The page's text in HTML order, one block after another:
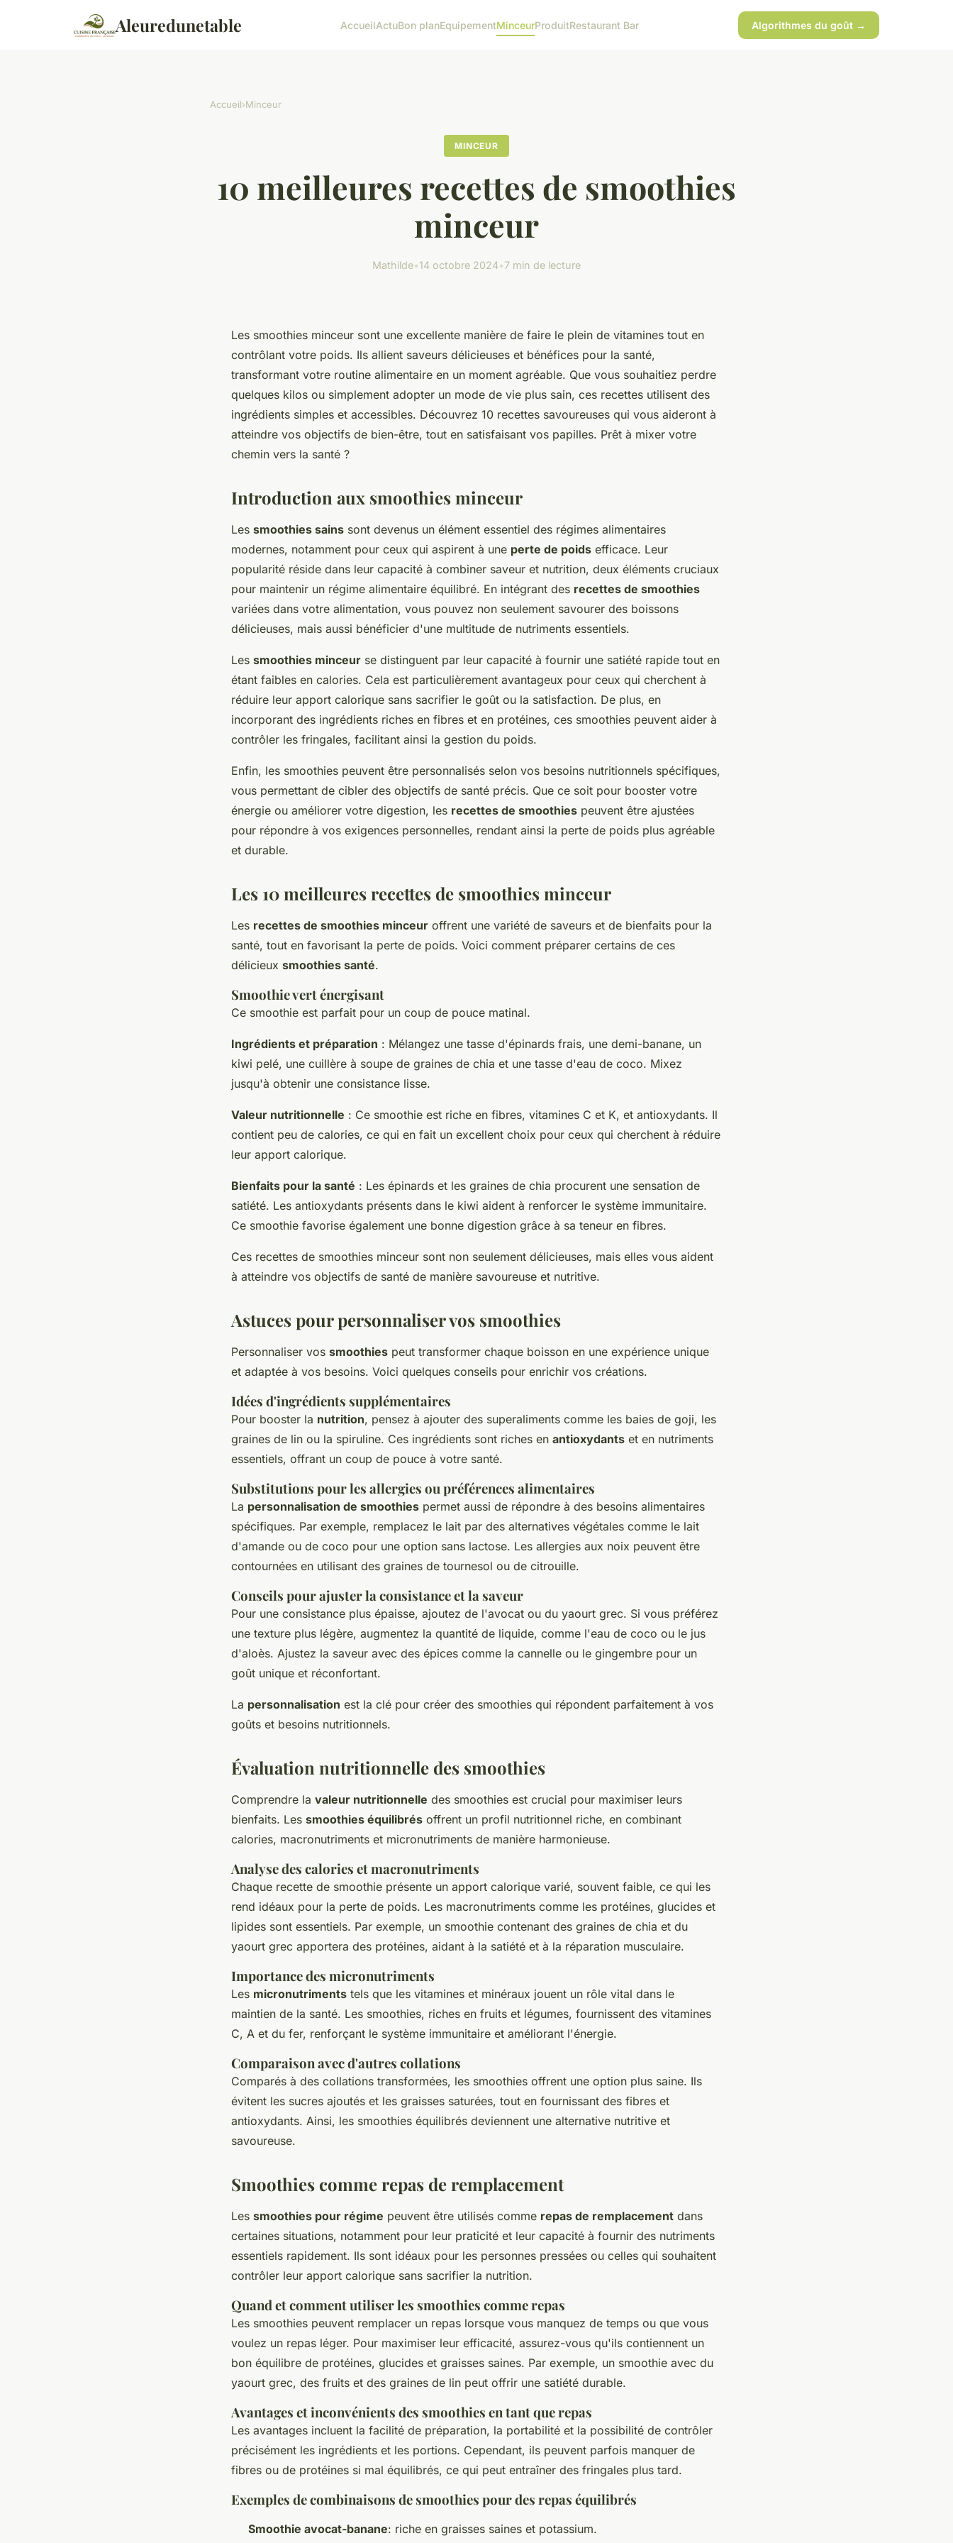
Aleuredunetable AccueilActuBon planEquipementMinceurProduitRestaurant Bar Algorithmes du goût →
Accueil›Minceur
MINCEUR
10 meilleures recettes de smoothies
minceur
Mathilde•14 octobre 2024•7 min de lecture
Les smoothies minceur sont une excellente manière de faire le plein de vitamines tout en
contrôlant votre poids. Ils allient saveurs délicieuses et bénéfices pour la santé,
transformant votre routine alimentaire en un moment agréable. Que vous souhaitiez perdre
quelques kilos ou simplement adopter un mode de vie plus sain, ces recettes utilisent des
ingrédients simples et accessibles. Découvrez 10 recettes savoureuses qui vous aideront à
atteindre vos objectifs de bien-être, tout en satisfaisant vos papilles. Prêt à mixer votre
chemin vers la santé ?
Introduction aux smoothies minceur
Les smoothies sains sont devenus un élément essentiel des régimes alimentaires
modernes, notamment pour ceux qui aspirent à une perte de poids efficace. Leur
popularité réside dans leur capacité à combiner saveur et nutrition, deux éléments cruciaux
pour maintenir un régime alimentaire équilibré. En intégrant des recettes de smoothies
variées dans votre alimentation, vous pouvez non seulement savourer des boissons
délicieuses, mais aussi bénéficier d'une multitude de nutriments essentiels.
Les smoothies minceur se distinguent par leur capacité à fournir une satiété rapide tout en
étant faibles en calories. Cela est particulièrement avantageux pour ceux qui cherchent à
réduire leur apport calorique sans sacrifier le goût ou la satisfaction. De plus, en
incorporant des ingrédients riches en fibres et en protéines, ces smoothies peuvent aider à
contrôler les fringales, facilitant ainsi la gestion du poids.
Enfin, les smoothies peuvent être personnalisés selon vos besoins nutritionnels spécifiques,
vous permettant de cibler des objectifs de santé précis. Que ce soit pour booster votre
énergie ou améliorer votre digestion, les recettes de smoothies peuvent être ajustées
pour répondre à vos exigences personnelles, rendant ainsi la perte de poids plus agréable
et durable.
Les 10 meilleures recettes de smoothies minceur
Les recettes de smoothies minceur offrent une variété de saveurs et de bienfaits pour la
santé, tout en favorisant la perte de poids. Voici comment préparer certains de ces
délicieux smoothies santé.
Smoothie vert énergisant
Ce smoothie est parfait pour un coup de pouce matinal.
Ingrédients et préparation : Mélangez une tasse d'épinards frais, une demi-banane, un
kiwi pelé, une cuillère à soupe de graines de chia et une tasse d'eau de coco. Mixez
jusqu'à obtenir une consistance lisse.
Valeur nutritionnelle : Ce smoothie est riche en fibres, vitamines C et K, et antioxydants. Il
contient peu de calories, ce qui en fait un excellent choix pour ceux qui cherchent à réduire
leur apport calorique.
Bienfaits pour la santé : Les épinards et les graines de chia procurent une sensation de
satiété. Les antioxydants présents dans le kiwi aident à renforcer le système immunitaire.
Ce smoothie favorise également une bonne digestion grâce à sa teneur en fibres.
Ces recettes de smoothies minceur sont non seulement délicieuses, mais elles vous aident
à atteindre vos objectifs de santé de manière savoureuse et nutritive.
Astuces pour personnaliser vos smoothies
Personnaliser vos smoothies peut transformer chaque boisson en une expérience unique
et adaptée à vos besoins. Voici quelques conseils pour enrichir vos créations.
Idées d'ingrédients supplémentaires
Pour booster la nutrition, pensez à ajouter des superaliments comme les baies de goji, les
graines de lin ou la spiruline. Ces ingrédients sont riches en antioxydants et en nutriments
essentiels, offrant un coup de pouce à votre santé.
Substitutions pour les allergies ou préférences alimentaires
La personnalisation de smoothies permet aussi de répondre à des besoins alimentaires
spécifiques. Par exemple, remplacez le lait par des alternatives végétales comme le lait
d'amande ou de coco pour une option sans lactose. Les allergies aux noix peuvent être
contournées en utilisant des graines de tournesol ou de citrouille.
Conseils pour ajuster la consistance et la saveur
Pour une consistance plus épaisse, ajoutez de l'avocat ou du yaourt grec. Si vous préférez
une texture plus légère, augmentez la quantité de liquide, comme l'eau de coco ou le jus
d'aloès. Ajustez la saveur avec des épices comme la cannelle ou le gingembre pour un
goût unique et réconfortant.
La personnalisation est la clé pour créer des smoothies qui répondent parfaitement à vos
goûts et besoins nutritionnels.
Évaluation nutritionnelle des smoothies
Comprendre la valeur nutritionnelle des smoothies est crucial pour maximiser leurs
bienfaits. Les smoothies équilibrés offrent un profil nutritionnel riche, en combinant
calories, macronutriments et micronutriments de manière harmonieuse.
Analyse des calories et macronutriments
Chaque recette de smoothie présente un apport calorique varié, souvent faible, ce qui les
rend idéaux pour la perte de poids. Les macronutriments comme les protéines, glucides et
lipides sont essentiels. Par exemple, un smoothie contenant des graines de chia et du
yaourt grec apportera des protéines, aidant à la satiété et à la réparation musculaire.
Importance des micronutriments
Les micronutriments tels que les vitamines et minéraux jouent un rôle vital dans le
maintien de la santé. Les smoothies, riches en fruits et légumes, fournissent des vitamines
C, A et du fer, renforçant le système immunitaire et améliorant l'énergie.
Comparaison avec d'autres collations
Comparés à des collations transformées, les smoothies offrent une option plus saine. Ils
évitent les sucres ajoutés et les graisses saturées, tout en fournissant des fibres et
antioxydants. Ainsi, les smoothies équilibrés deviennent une alternative nutritive et
savoureuse.
Smoothies comme repas de remplacement
Les smoothies pour régime peuvent être utilisés comme repas de remplacement dans
certaines situations, notamment pour leur praticité et leur capacité à fournir des nutriments
essentiels rapidement. Ils sont idéaux pour les personnes pressées ou celles qui souhaitent
contrôler leur apport calorique sans sacrifier la nutrition.
Quand et comment utiliser les smoothies comme repas
Les smoothies peuvent remplacer un repas lorsque vous manquez de temps ou que vous
voulez un repas léger. Pour maximiser leur efficacité, assurez-vous qu'ils contiennent un
bon équilibre de protéines, glucides et graisses saines. Par exemple, un smoothie avec du
yaourt grec, des fruits et des graines de lin peut offrir une satiété durable.
Avantages et inconvénients des smoothies en tant que repas
Les avantages incluent la facilité de préparation, la portabilité et la possibilité de contrôler
précisément les ingrédients et les portions. Cependant, ils peuvent parfois manquer de
fibres ou de protéines si mal équilibrés, ce qui peut entraîner des fringales plus tard.
Exemples de combinaisons de smoothies pour des repas équilibrés
Smoothie avocat-banane: riche en graisses saines et potassium.